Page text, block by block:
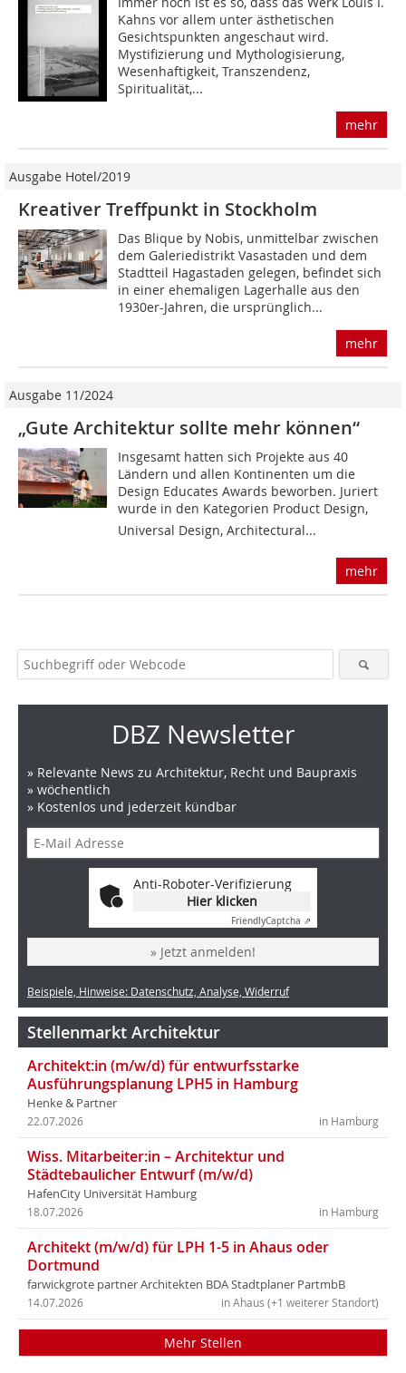
Kahns vor allem unter ästhetischen
Gesichtspunkten angeschaut wird.
Mystifizierung und Mythologisierung,
Wesenhaftigkeit, Transzendenz,
Spiritualität,...
mehr
Ausgabe Hotel/2019
Kreativer Treffpunkt in Stockholm
Das Blique by Nobis, unmittelbar zwischen
dem Galeriedistrikt Va­sastaden und dem
Stadtteil Hagastaden gelegen, befindet sich
in einer ehemaligen Lagerhalle aus den
1930er-Jahren, die ursprünglich...
mehr
Ausgabe 11/2024
„Gute Architektur sollte mehr können“
Insgesamt hatten sich Projekte aus 40
Ländern und allen Kontinenten um die
Design Educates Awards beworben. Juriert
wurde in den Kategorien Product Design,
Universal Design, Architectural...
mehr
DBZ Newsletter
» Relevante News zu Architektur, Recht und Baupraxis
» wöchentlich
» Kostenlos und jederzeit kündbar
Anti-Roboter-Verifizierung
Hier klicken
FriendlyCaptcha ⇗
» Jetzt anmelden!
Beispiele, Hinweise: Datenschutz, Analyse, Widerruf
Stellenmarkt Architektur
Architekt:in (m/w/d) für entwurfsstarke
Ausführungsplanung LPH5 in Hamburg
Henke & Partner
in Hamburg
22.07.2026
Wiss. Mitarbeiter:in – Architektur und
Städtebaulicher Entwurf (m/w/d)
HafenCity Universität Hamburg
in Hamburg
18.07.2026
Architekt (m/w/d) für LPH 1-5 in Ahaus oder
Dortmund
farwickgrote partner Architekten BDA Stadtplaner PartmbB
in Ahaus (+1 weiterer Standort)
14.07.2026
Mehr Stellen